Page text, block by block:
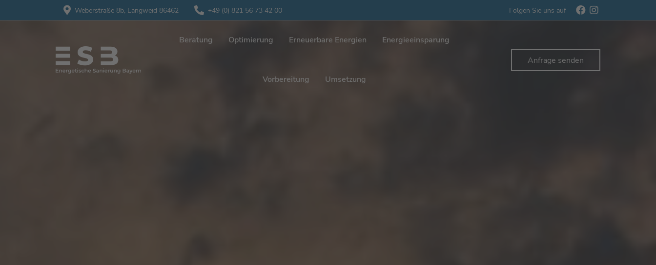
Weberstraße 8b, Langweid 86462 +49 (0) 821 56 73 42 00 Folgen Sie uns auf
Beratung Optimierung Erneuerbare Energien Energieeinsparung
Vorbereitung Umsetzung
Anfrage senden